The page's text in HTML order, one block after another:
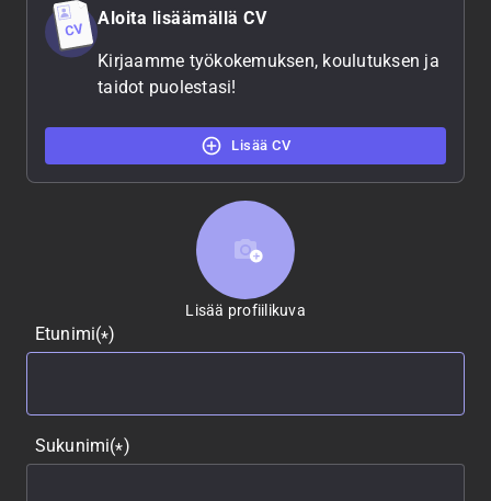
Aloita lisäämällä CV
Kirjaamme työkokemuksen, koulutuksen ja
taidot puolestasi!
Lisää CV
Lisää profiilikuva
Lisää profiilikuva
Etunimi(*)
Sukunimi(*)